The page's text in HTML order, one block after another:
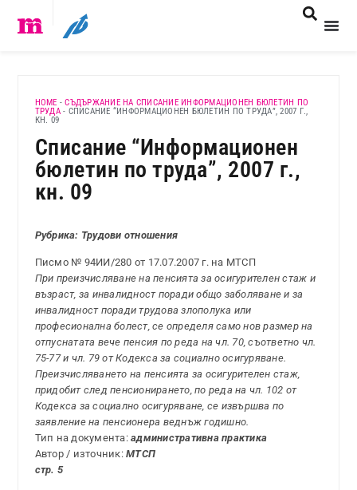
HOME -СЪДЪРЖАНИЕ НА СПИСАНИЕ ИНФОРМАЦИОНЕН БЮЛЕТИН ПО
ТРУДА- СПИСАНИЕ “ИНФОРМАЦИОНЕН БЮЛЕТИН ПО ТРУДА”, 2007 Г.,
КН. 09
Списание “Информационен
бюлетин по труда”, 2007 г.,
кн. 09
Рубрика: Трудови отношения
Писмо № 94ИИ/280 от 17.07.2007 г. на МТСП
При преизчисляване на пенсията за осигурителен стаж и
възраст, за инвалидност поради общо заболяване и за
инвалидност поради трудова злополука или
професионална болест, се определя само нов размер на
отпуснатата вече пенсия по реда на чл. 70, съответно чл.
75-77 и чл. 79 от Кодекса за социално осигуряване.
Преизчисляването на пенсията за осигурителен стаж,
придобит след пенсионирането, по реда на чл. 102 от
Кодекса за социално осигуряване, се извършва по
заявление на пенсионера веднъж годишно.
Тип на документа:административна практика
Автор / източник:МТСП
стр. 5